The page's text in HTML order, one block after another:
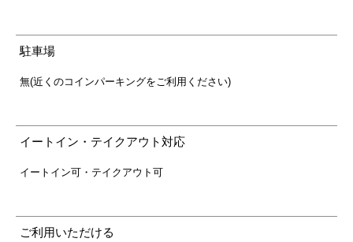
駐車場
無(近くのコインパーキングをご利用ください)
イートイン・テイクアウト対応
イートイン可・テイクアウト可
ご利用いただける